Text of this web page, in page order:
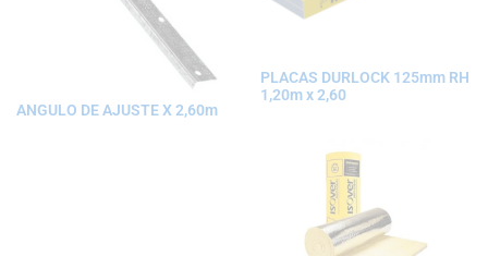
ANGULO DE AJUSTE X 2,60m
PLACAS DURLOCK 125mm RH
1,20m x 2,60